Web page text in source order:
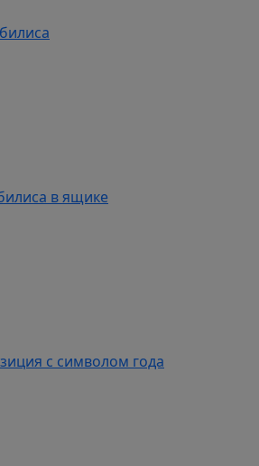
в ящике
с символом года